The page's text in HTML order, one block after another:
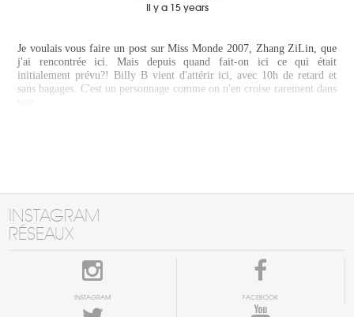
Il y a 15 years
Je voulais vous faire un post sur Miss Monde 2007, Zhang ZiLin, que
j'ai rencontrée ici. Mais depuis quand fait-on ici ce qui était
initialement prévu?! Billy B vient d'attérir ici, avec 10h de retard et
sans bagages. C'est un personnage comme on n'en croise rarement dans
INSTAGRAM
RÉSEAUX
INSTAGRAM FACEBOOK